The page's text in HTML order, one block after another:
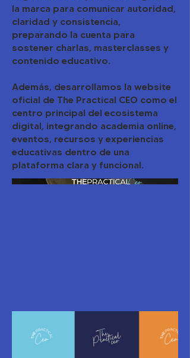
la marca para comunicar autoridad,
claridad y consistencia,
preparando la cuenta para
sostener charlas, masterclasses y
contenido educativo.
Además, desarrollamos la website
oficial de The Practical CEO como el
centro principal del ecosistema
digital, integrando academia online,
eventos, recursos y experiencias
educativas dentro de una
plataforma clara y funcional.